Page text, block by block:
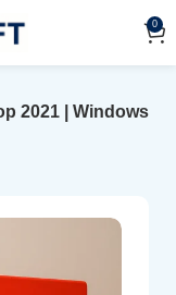
0
2021 | Windows